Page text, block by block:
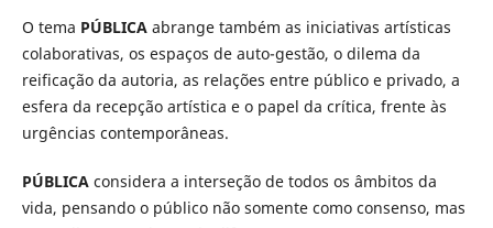
O tema PÚBLICAabrange também as iniciativas artísticas
colaborativas, os espaços de auto-gestão, o dilema da
reificação da autoria, as relações entre público e privado, a
esfera da recepção artística e o papel da crítica, frente às
urgências contemporâneas.
PÚBLICAconsidera a interseção de todos os âmbitos da
vida, pensando o público não somente como consenso, mas